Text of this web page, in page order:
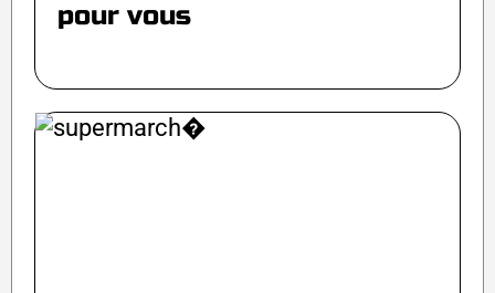
pour vous